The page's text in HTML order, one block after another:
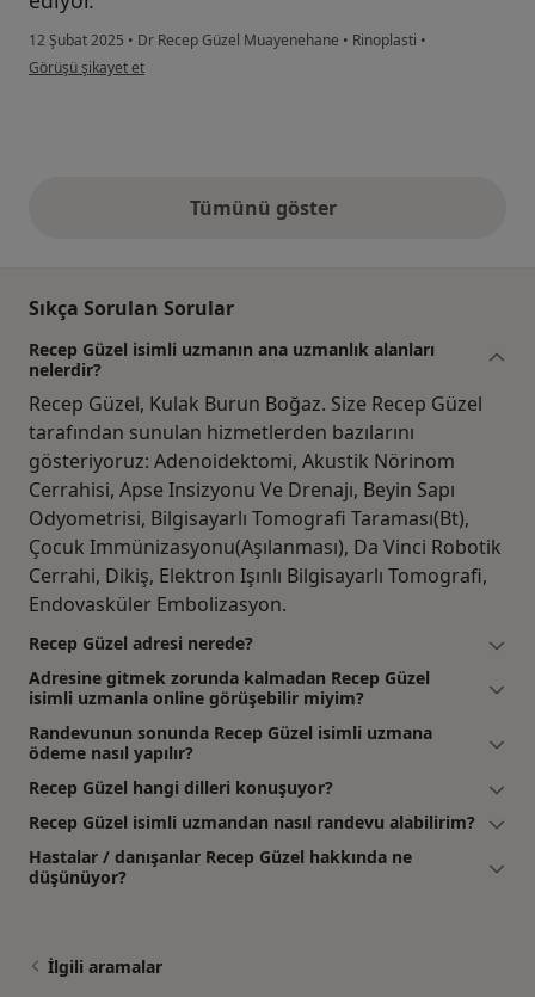
12 Şubat 2025 • Dr Recep Güzel Muayenehane • Rinoplasti •
kullanıcının görüşüne göre m....ç
Görüşü şikayet et
Tümünü gösteryukarıdaki görüşler
Sıkça Sorulan Sorular
Recep Güzel isimli uzmanın ana uzmanlık alanları
nelerdir?
Recep Güzel, Kulak Burun Boğaz. Size Recep Güzel
tarafından sunulan hizmetlerden bazılarını
gösteriyoruz: Adenoidektomi, Akustik Nörinom
Cerrahisi, Apse Insizyonu Ve Drenajı, Beyin Sapı
Odyometrisi, Bilgisayarlı Tomografi Taraması(Bt),
Çocuk Immünizasyonu(Aşılanması), Da Vinci Robotik
Cerrahi, Dikiş, Elektron Işınlı Bilgisayarlı Tomografi,
Endovasküler Embolizasyon.
Recep Güzel adresi nerede?
Adresine gitmek zorunda kalmadan Recep Güzel
isimli uzmanla online görüşebilir miyim?
Randevunun sonunda Recep Güzel isimli uzmana
ödeme nasıl yapılır?
Recep Güzel hangi dilleri konuşuyor?
Recep Güzel isimli uzmandan nasıl randevu alabilirim?
Hastalar / danışanlar Recep Güzel hakkında ne
düşünüyor?
İlgili aramalar